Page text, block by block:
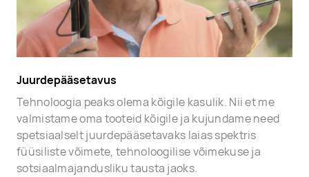
Juurdepääsetavus
Tehnoloogia peaks olema kõigile kasulik. Nii et me
valmistame oma tooteid kõigile ja kujundame need
spetsiaalselt juurdepääsetavaks laias spektris
füüsiliste võimete, tehnoloogilise võimekuse ja
sotsiaalmajandusliku tausta jaoks.